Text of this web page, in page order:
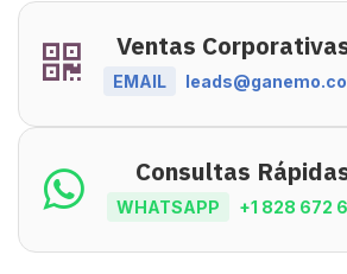
Ventas
EMAIL
Consultas
WHATSAPP +1 828 672